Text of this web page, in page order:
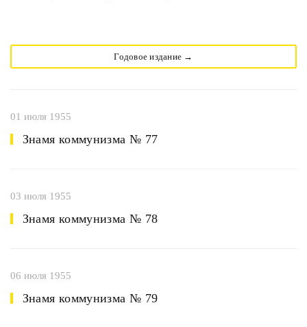
Годовое издание →
01 июля 1955
Знамя коммунизма № 77
03 июля 1955
Знамя коммунизма № 78
06 июля 1955
Знамя коммунизма № 79